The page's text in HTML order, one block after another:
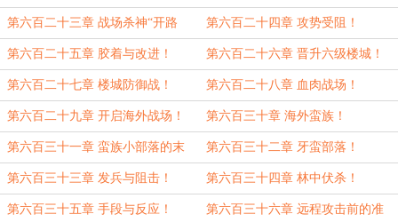
段！
第六百二十三章 战场杀神“开路
者”！
第六百二十四章 攻势受阻！
第六百二十五章 胶着与改进！ 第六百二十六章 晋升六级楼城！
第六百二十七章 楼城防御战！ 第六百二十八章 血肉战场！
第六百二十九章 开启海外战场！ 第六百三十章 海外蛮族！
第六百三十一章 蛮族小部落的末
日！
第六百三十二章 牙蛮部落！
第六百三十三章 发兵与阻击！ 第六百三十四章 林中伏杀！
第六百三十五章 手段与反应！ 第六百三十六章 远程攻击前的准